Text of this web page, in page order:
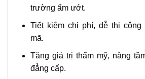
trường ẩm ướt.
Tiết kiệm chi phí, dễ thi công
mã.
Tăng giá trị thẩm mỹ, nâng
đẳng cấp.